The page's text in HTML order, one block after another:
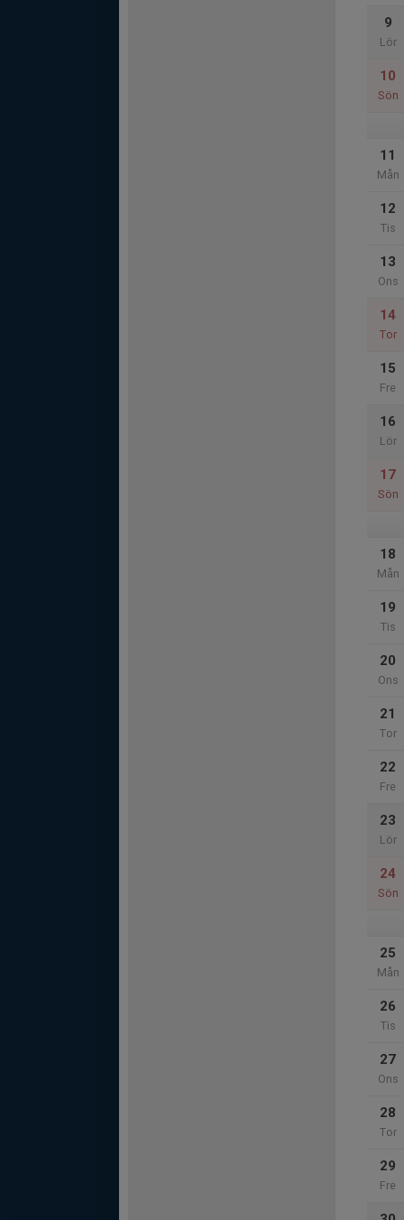
9
Lör
10
Sön
11
Mån
12
Tis
13
Ons
14
Tor
15
Fre
16
Lör
17
Sön
18
Mån
19
Tis
20
Ons
21
Tor
22
Fre
23
Lör
24
Sön
25
Mån
26
Tis
27
Ons
28
Tor
29
Fre